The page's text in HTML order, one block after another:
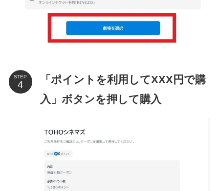
STEP
「ポイントを利用してXXX円で購
入」ボタンを押して購入